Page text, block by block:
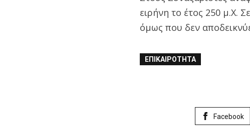
ειρήνη το έτος 250 μ.Χ.
όμως που δεν
ΕΠΙΚΑΙΡΌΤΗΤΑ
Facebook